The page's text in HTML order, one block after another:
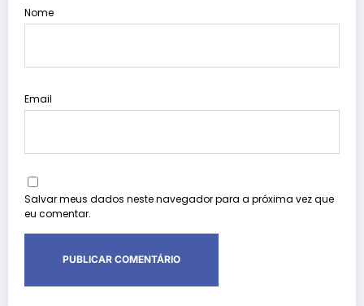
Nome
Email
Salvar meus dados neste navegador para a próxima vez que
eu comentar.